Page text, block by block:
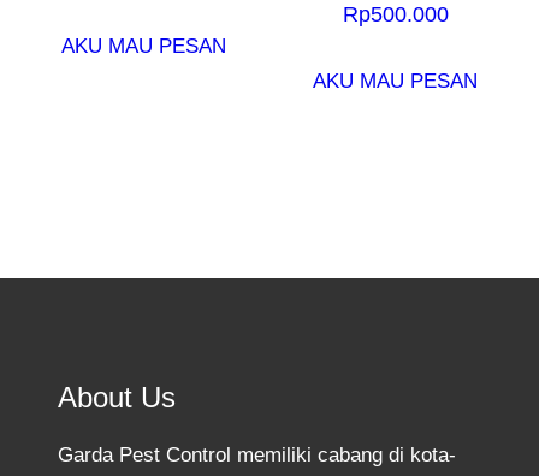
AKU MAU PESAN
Rp500.000
AKU MAU PESAN
About Us
Garda Pest Control memiliki cabang di kota-